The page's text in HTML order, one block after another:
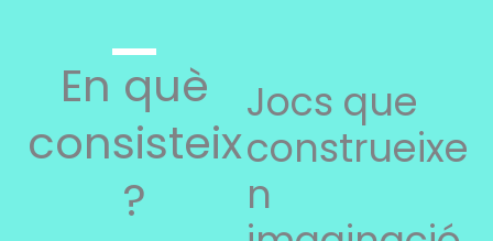
En què
consisteix
?
Jocs que
construeixe
n